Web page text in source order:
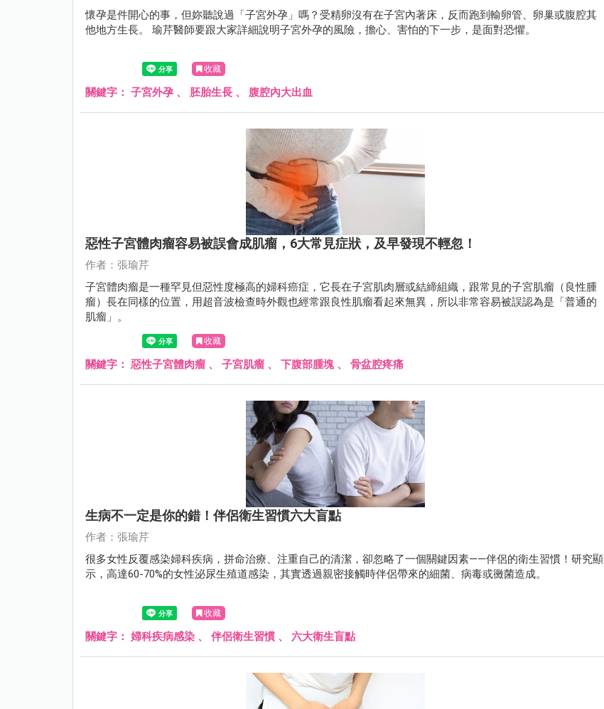
懷孕是件開心的事，但妳聽說過「子宮外孕」嗎？受精卵沒有在子宮內著床，反而跑到輸卵管、卵巢或腹腔其
他地方生長。 瑜芹醫師要跟大家詳細說明子宮外孕的風險，擔心、害怕的下一步，是面對恐懼。
收藏
關鍵字： 子宮外孕 、 胚胎生長 、 腹腔內大出血
惡性子宮體肉瘤容易被誤會成肌瘤，6大常見症狀，及早發現不輕忽！
作者：張瑜芹
子宮體肉瘤是一種罕見但惡性度極高的婦科癌症，它長在子宮肌肉層或結締組織，跟常見的子宮肌瘤（良性腫
瘤）長在同樣的位置，用超音波檢查時外觀也經常跟良性肌瘤看起來無異，所以非常容易被誤認為是「普通的
肌瘤」。
收藏
關鍵字： 惡性子宮體肉瘤 、 子宮肌瘤 、 下腹部腫塊、 骨盆腔疼痛
生病不一定是你的錯！伴侶衛生習慣六大盲點
作者：張瑜芹
很多女性反覆感染婦科疾病，拼命治療、注重自己的清潔，卻忽略了一個關鍵因素——伴侶的衛生習慣！研究顯
示，高達60-70%的女性泌尿生殖道感染，其實透過親密接觸時伴侶帶來的細菌、病毒或黴菌造成。
收藏
關鍵字： 婦科疾病感染 、 伴侶衛生習慣 、 六大衛生盲點